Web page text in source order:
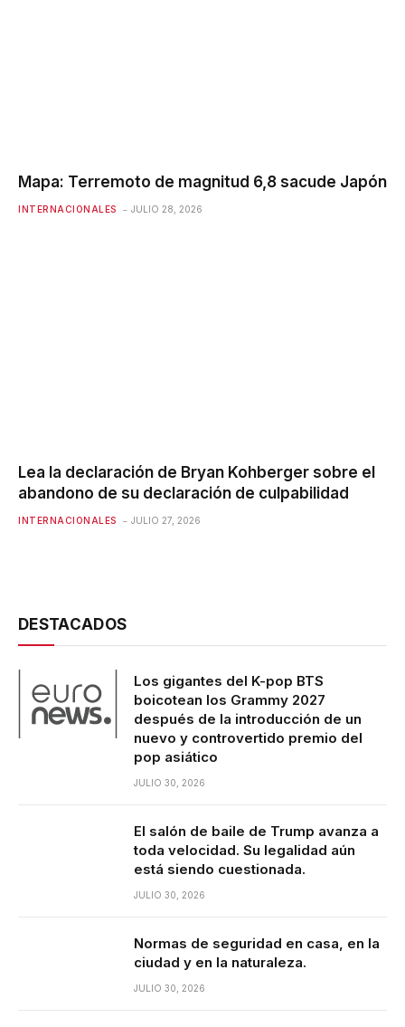
Mapa: Terremoto de magnitud 6,8 ​​sacude Japón
INTERNACIONALES JULIO 28, 2026
Lea la declaración de Bryan Kohberger sobre el
abandono de su declaración de culpabilidad
INTERNACIONALES JULIO 27, 2026
DESTACADOS
Los gigantes del K-pop BTS
boicotean los Grammy 2027
después de la introducción de un
nuevo y controvertido premio del
pop asiático
JULIO 30, 2026
El salón de baile de Trump avanza a
toda velocidad. Su legalidad aún
está siendo cuestionada.
JULIO 30, 2026
Normas de seguridad en casa, en la
ciudad y en la naturaleza.
JULIO 30, 2026